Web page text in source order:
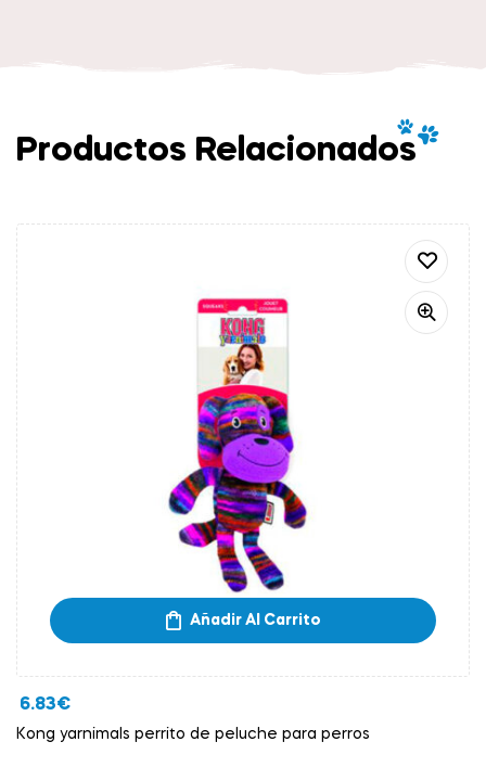
Productos Relacionados
Añadir Al Carrito
6.83€
Kong yarnimals perrito de peluche para perros